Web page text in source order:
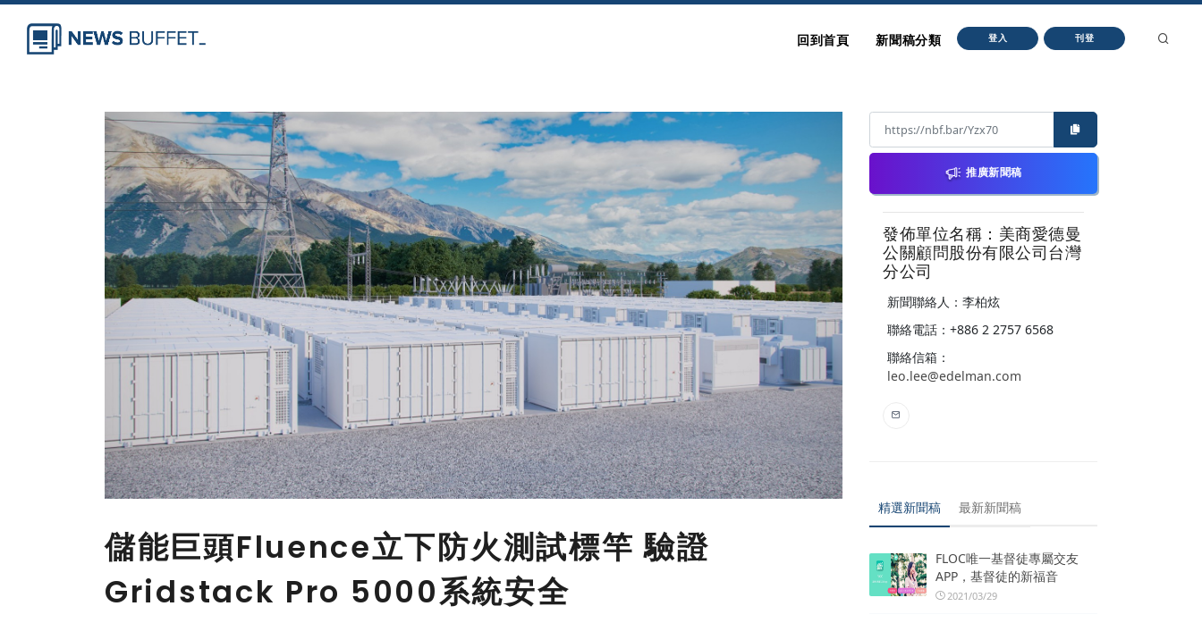
回到首頁 新聞稿分類 登入 刊登
儲能巨頭Fluence立下防火測試標竿 驗證
Gridstack Pro 5000系統安全
推廣新聞稿
發佈單位名稱：美商愛德曼
公關顧問股份有限公司台灣
分公司
新聞聯絡人：李柏炫
聯絡電話：+886 2 2757 6568
聯絡信箱：
leo.lee@edelman.com
精選新聞稿 最新新聞稿
FLOC唯一基督徒專屬交友
APP，基督徒的新福音
2021/03/29